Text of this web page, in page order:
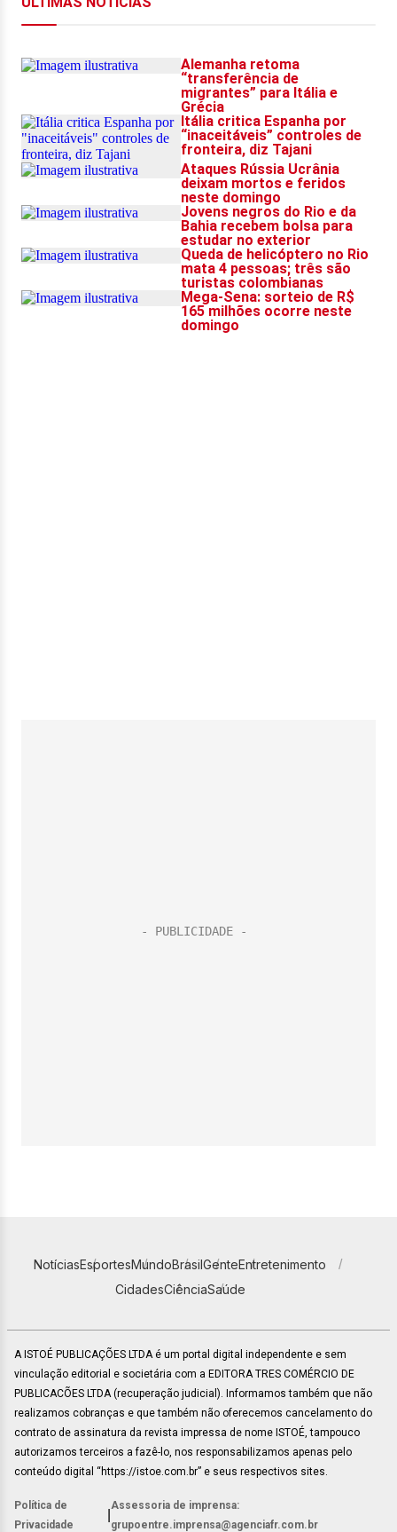
NotíciasEsportesMundoBrasilGenteEntretenimento
CidadesCiênciaSaúde
A ISTOÉ PUBLICAÇÕES LTDA é um portal digital independente e sem
vinculação editorial e societária com a EDITORA TRES COMÉRCIO DE
PUBLICACÕES LTDA (recuperação judicial). Informamos também que não
realizamos cobranças e que também não oferecemos cancelamento do
contrato de assinatura da revista impressa de nome ISTOÉ, tampouco
autorizamos terceiros a fazê-lo, nos responsabilizamos apenas pelo
conteúdo digital “https://istoe.com.br” e seus respectivos sites.
Política de
Privacidade
Assessoria de imprensa:
grupoentre.imprensa@agenciafr.com.br